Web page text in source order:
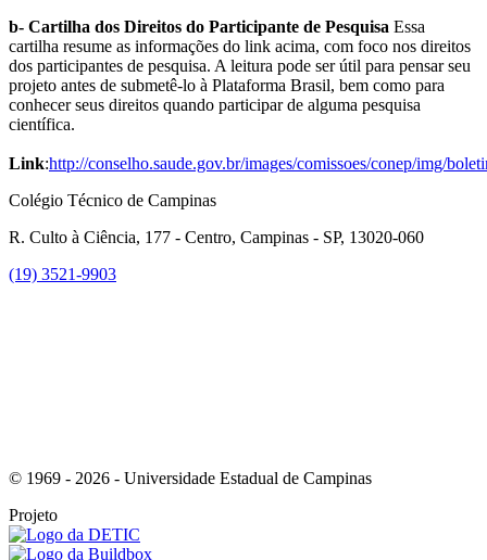
b- Cartilha dos Direitos do Participante de Pesquisa Essa
cartilha resume as informações do link acima, com foco nos direitos
dos participantes de pesquisa. A leitura pode ser útil para pensar seu
projeto antes de submetê-lo à Plataforma Brasil, bem como para
conhecer seus direitos quando participar de alguma pesquisa
científica.
Link:http://conselho.saude.gov.br/images/comissoes/conep/img/
Colégio Técnico de Campinas
R. Culto à Ciência, 177 - Centro, Campinas - SP, 13020-060
(19) 3521-9903
© 1969 - 2026 - Universidade Estadual de Campinas
Projeto